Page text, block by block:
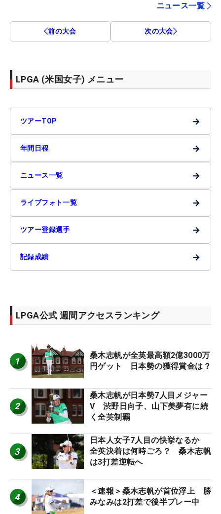
ニュース一覧
前の大会 次の大会
LPGA (米国女子) メニュー
ツアーTOP →
年間日程 →
ニュース一覧 →
ライブフォト一覧 →
ツアー登録選手 →
記録成績 →
LPGA公式 週間アクセスランキング
1
桑木志帆が全英最高額2億3000万
円ゲット 日本勢の獲得賞金は？
2
桑木志帆が日本勢7人目メジャー
V 渋野日向子、山下美夢有に続
く全英制覇
3
日本人女子7人目の快挙なるか
全英決着は何時ごろ？ 桑木志帆
は3打差逆転へ
4
＜速報＞桑木志帆が首位浮上 勝
みなみは2打差で後半プレー中